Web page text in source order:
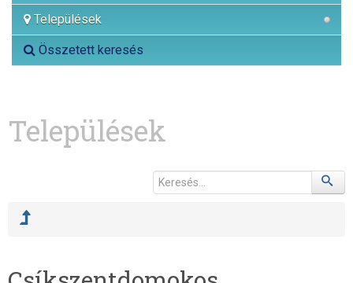
Települések
Összetett keresés
Települések